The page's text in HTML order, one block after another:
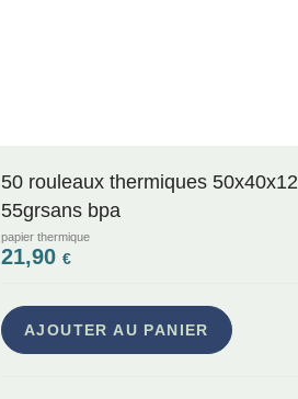
50 rouleaux thermiques 50x40x12
55grsans bpa
papier thermique
21,90 €
AJOUTER AU PANIER